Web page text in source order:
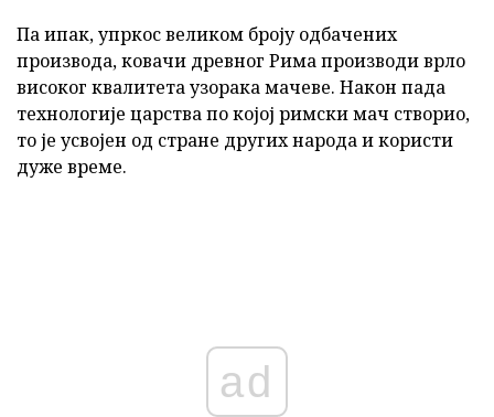
Па ипак, упркос великом броју одбачених
производа, ковачи древног Рима производи врло
високог квалитета узорака мачеве. Након пада
технологије царства по којој римски мач створио,
то је усвојен од стране других народа и користи
дуже време.
ad